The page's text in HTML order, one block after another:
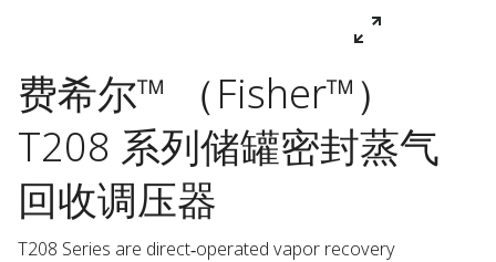
费希尔™ （Fisher™）
T208 系列储罐密封蒸气
回收调压器
T208 Series are direct‑operated vapor recovery